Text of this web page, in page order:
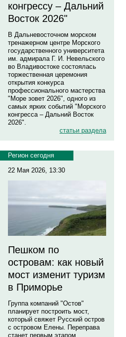
конгрессу – Дальний
Восток 2026"
В Дальневосточном морском
тренажерном центре Морского
государственного университета
им. адмирала Г. И. Невельского
во Владивостоке состоялась
торжественная церемония
открытия конкурса
профессионального мастерства
"Море зовет 2026", одного из
самых ярких событий "Морского
конгресса – Дальний Восток
2026".
статьи раздела
Регион сегодня
22 Мая 2026, 13:30
Пешком по
островам: как новый
мост изменит туризм
в Приморье
Группа компаний "Остов"
планирует построить мост,
который свяжет Русский остров
с островом Елены. Переправа
станет первым этапом